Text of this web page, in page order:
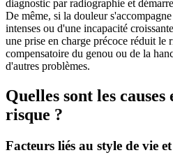
diagnostic par radiographie et
De même, si la douleur
intenses ou d'une incapacité
une prise en charge précoce réduit le
compensatoire du genou ou de la
d'autres problèmes.
Quelles sont les
risque ?
Facteurs liés au style de vie